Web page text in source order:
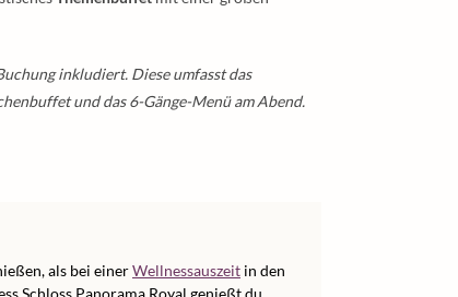
inkludiert. Diese umfasst das
und das 6-Gänge-Menü am Abend.
als bei einerWellnessauszeit in den
Schloss Panorama Royal genießt du